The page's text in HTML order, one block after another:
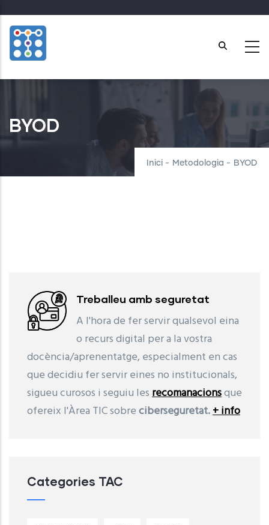
to
main
content
BYOD
Inici - Metodologia - BYOD
Treballeu amb seguretat
A l'hora de fer servir qualsevol eina
o recurs digital per a la vostra
docència/aprenentatge, especialment en cas
que decidiu fer servir eines no institucionals,
sigueu curosos i seguiu lesrecomanacionsque
ofereix l'Àrea TIC sobreciberseguretat.+ info
Categories TAC